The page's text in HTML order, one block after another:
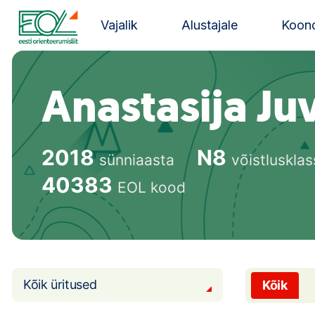
Liigu
juurde
Estonian Orienteering Federation
Vajalik Alustajale
Anastasija
2018sünniaasta N8
40383 EOL kood
Kõik üritused Kõik